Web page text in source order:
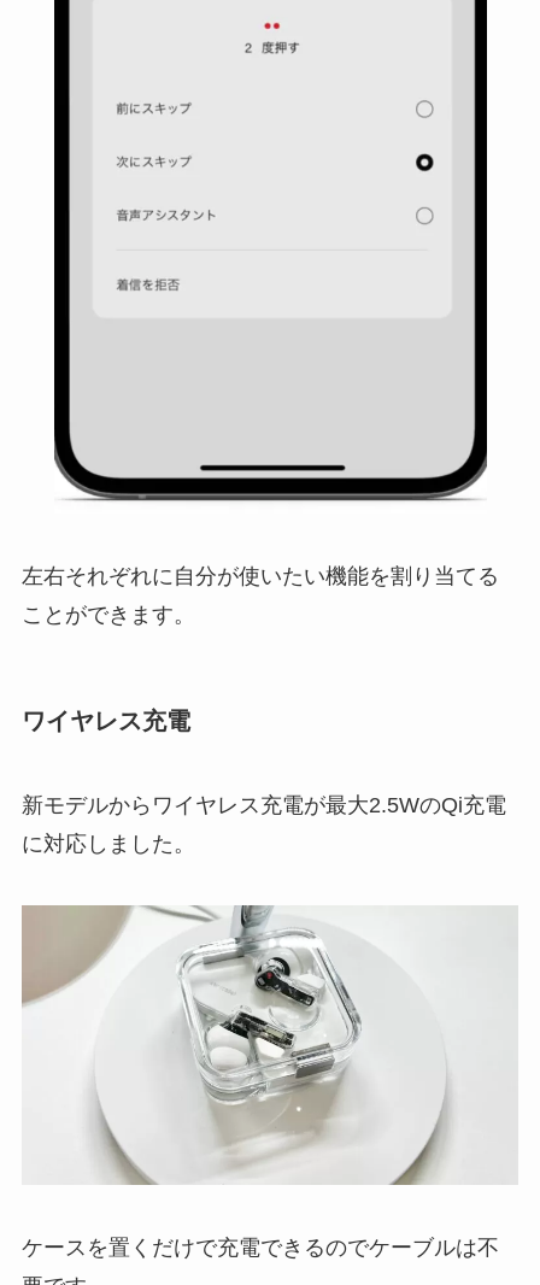
左右それぞれに自分が使いたい機能を割り当てる
ことができます。
ワイヤレス充電
新モデルからワイヤレス充電が最大2.5WのQi充電
に対応しました。
ケースを置くだけで充電できるのでケーブルは不